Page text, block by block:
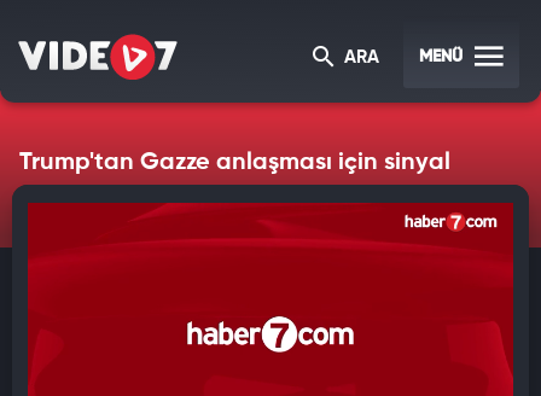
ARA MENÜ
Trump'tan Gazze anlaşması için sinyal